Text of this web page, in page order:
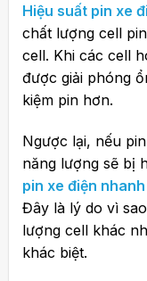
Hiệu suất pin xe
chất lượng cell
cell. Khi các cell
được giải phóng
kiệm pin hơn.
Ngược lại, nếu
năng lượng sẽ bị
pin xe điện
Đây là lý do vì
lượng cell khác
khác biệt.